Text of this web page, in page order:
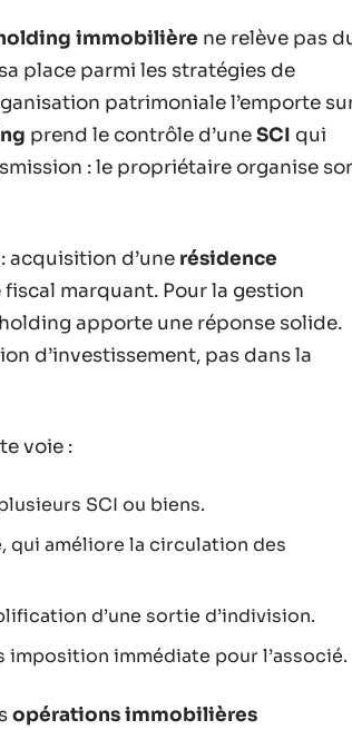
immobilière ne relève pas
place parmi les stratégies de
patrimoniale l’emporte
prend le contrôle d’uneSCI qui
: le propriétaire organise
acquisition d’une résidence
marquant. Pour la gestion
apporte une réponse solide.
d’investissement, pas dans la
voie :
SCI ou biens.
qui améliore la circulation des
d’une sortie d’indivision.
imposition immédiate pour l’associé.
opérations immobilières